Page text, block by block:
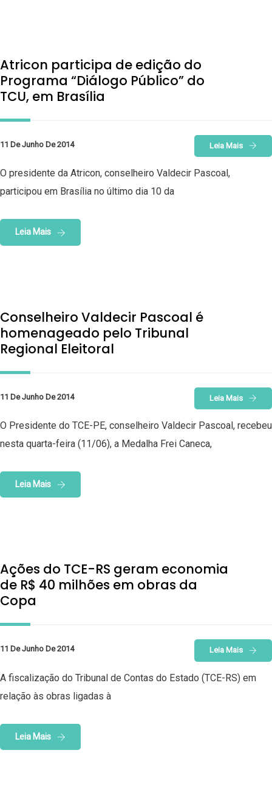
Atricon participa de edição do
Programa “Diálogo Público” do
TCU, em Brasília
11 De Junho De 2014 Leia Mais
O presidente da Atricon, conselheiro Valdecir Pascoal,
participou em Brasília no último dia 10 da
Leia Mais
Conselheiro Valdecir Pascoal é
homenageado pelo Tribunal
Regional Eleitoral
11 De Junho De 2014 Leia Mais
O Presidente do TCE-PE, conselheiro Valdecir Pascoal, recebeu
nesta quarta-feira (11/06), a Medalha Frei Caneca,
Leia Mais
Ações do TCE-RS geram economia
de R$ 40 milhões em obras da
Copa
11 De Junho De 2014 Leia Mais
A fiscalização do Tribunal de Contas do Estado (TCE-RS) em
relação às obras ligadas à
Leia Mais